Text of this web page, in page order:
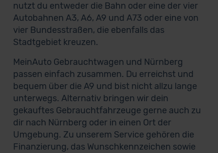
nutzt du entweder die Bahn oder eine der vier
Autobahnen A3, A6, A9 und A73 oder eine von
vier Bundesstraßen, die ebenfalls das
Stadtgebiet kreuzen.
MeinAuto Gebrauchtwagen und Nürnberg
passen einfach zusammen. Du erreichst und
bequem über die A9 und bist nicht allzu lange
unterwegs. Alternativ bringen wir dein
gekauftes Gebrauchtfahrzeuge gerne auch zu
dir nach Nürnberg oder in einen Ort der
Umgebung. Zu unserem Service gehören die
Finanzierung, das Wunschkennzeichen sowie